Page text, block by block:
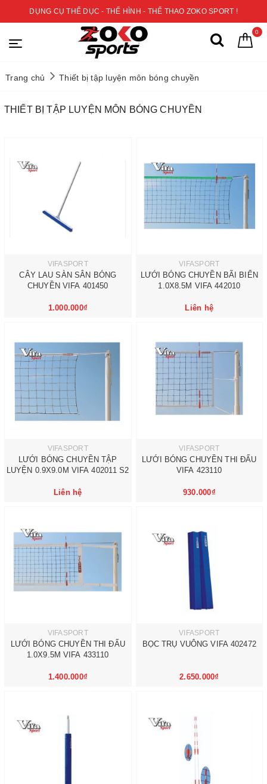
DỤNG CỤ THỂ DỤC - THỂ HÌNH - THỂ THAO ZOKO SPORT !
0
Trang chủ Thiết bị tập luyện môn bóng chuyền
THIẾT BỊ TẬP LUYỆN MÔN BÓNG CHUYỀN
VIFASPORT
CÂY LAU SÀN SÂN BÓNG
CHUYỀN VIFA 401450
1.000.000₫
VIFASPORT
LƯỚI BÓNG CHUYỀN BÃI BIỂN
1.0X8.5M VIFA 442010
Liên hệ
VIFASPORT
LƯỚI BÓNG CHUYỀN TẬP
LUYỆN 0.9X9.0M VIFA 402011 S2
Liên hệ
VIFASPORT
LƯỚI BÓNG CHUYỀN THI ĐẤU
VIFA 423110
930.000₫
VIFASPORT
LƯỚI BÓNG CHUYỀN THI ĐẤU
1.0X9.5M VIFA 433110
1.400.000₫
VIFASPORT
BỌC TRỤ VUÔNG VIFA 402472
2.650.000₫